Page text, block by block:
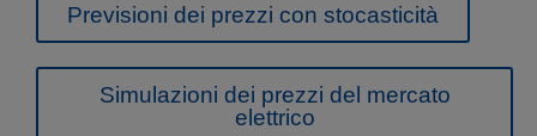
Previsioni dei prezzi con stocasticità
Simulazioni dei prezzi del mercato
elettrico